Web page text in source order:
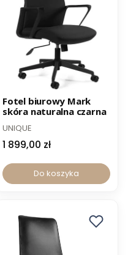
-12% z kodem PROMO12
Fotel biurowy Mark
skóra naturalna czarna
UNIQUE
1 899,00 zł
Do koszyka